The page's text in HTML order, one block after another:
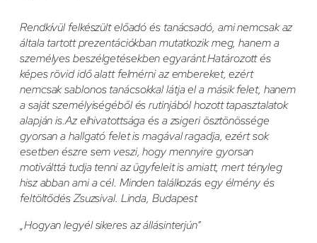
Rendkívül felkészült előadó és tanácsadó, ami nemcsak az
általa tartott prezentációkban mutatkozik meg, hanem a
személyes beszélgetésekben egyaránt.Határozott és
képes rövid idő alatt felmérni az embereket, ezért
nemcsak sablonos tanácsokkal látja el a másik felet, hanem
a saját személyiségéből és rutinjából hozott tapasztalatok
alapján is.Az elhivatottsága és a zsigeri ösztönössége
gyorsan a hallgató felet is magával ragadja, ezért sok
esetben észre sem veszi, hogy mennyire gyorsan
motiválttá tudja tenni az ügyfeleit is amiatt, mert tényleg
hisz abban ami a cél. Minden találkozás egy élmény és
feltöltődés Zsuzsival. Linda, Budapest
„Hogyan legyél sikeres az állásinterjún”